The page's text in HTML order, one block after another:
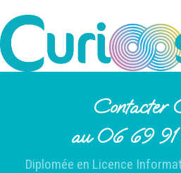
Contacter
au 06 69
Diplomée en Licence